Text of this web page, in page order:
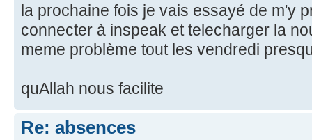
la prochaine fois je vais essayé de m'y
connecter à inspeak et telecharger la
meme problème tout les vendredi
quAllah nous facilite
Re: absences